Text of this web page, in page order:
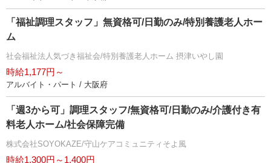
「福祉調理スタッフ」無資格可/日勤のみ/特別養護老人ホー
ム
社会福祉法人気づき福祉会/特別養護老人ホーム 摂津いやし園
時給1,177円～
アルバイト・パート / 大阪府
「週3から可」調理スタッフ/無資格可/日勤のみ/介護付き有
料老人ホーム/社会保障完備
株式会社SOYOKAZE/守山ケアコミュニティそよ風
時給1,300円～1,400円